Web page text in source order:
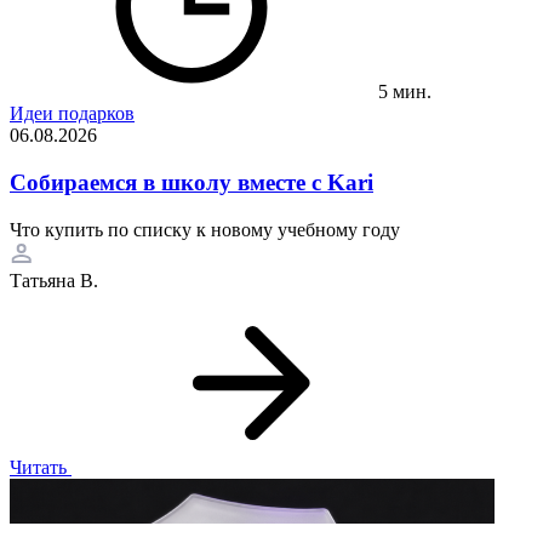
5 мин.
Идеи подарков
06.08.2026
Собираемся в школу вместе с Kari
Что купить по списку к новому учебному году
Татьяна В.
Читать